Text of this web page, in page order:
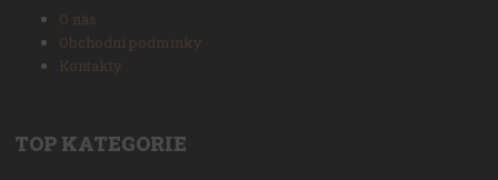
O nás
Obchodní podmínky
Kontakty
TOP KATEGORIE